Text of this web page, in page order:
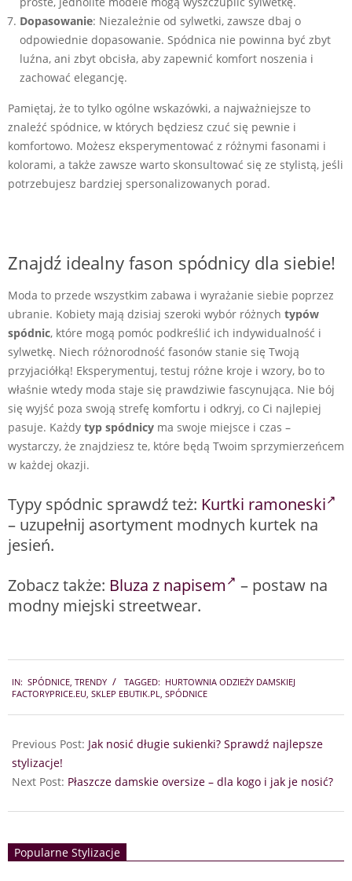
Dopasowanie: Niezależnie od sylwetki, zawsze dbaj o
odpowiednie dopasowanie. Spódnica nie powinna być zbyt
luźna, ani zbyt obcisła, aby zapewnić komfort noszenia i
zachować elegancję.
Pamiętaj, że to tylko ogólne wskazówki, a najważniejsze to
znaleźć spódnice, w których będziesz czuć się pewnie i
komfortowo. Możesz eksperymentować z różnymi fasonami i
kolorami, a także zawsze warto skonsultować się ze stylistą, jeśli
potrzebujesz bardziej spersonalizowanych porad.
Znajdź idealny fason spódnicy dla siebie!
Moda to przede wszystkim zabawa i wyrażanie siebie poprzez
ubranie. Kobiety mają dzisiaj szeroki wybór różnych typów
spódnic, które mogą pomóc podkreślić ich indywidualność i
sylwetkę. Niech różnorodność fasonów stanie się Twoją
przyjaciółką! Eksperymentuj, testuj różne kroje i wzory, bo to
właśnie wtedy moda staje się prawdziwie fascynująca. Nie bój
się wyjść poza swoją strefę komfortu i odkryj, co Ci najlepiej
pasuje. Każdy typ spódnicy ma swoje miejsce i czas –
wystarczy, że znajdziesz te, które będą Twoim sprzymierzeńcem
w każdej okazji.
Typy spódnic sprawdź też: Kurtki ramoneski
– uzupełnij asortyment modnych kurtek na
jesień.
Zobacz także: Bluza z napisem
– postaw na
modny miejski streetwear.
09-
IN: SPÓDNICE TRENDY TAGGED: HURTOWNIA ODZIEŻY DAMSKIEJ
FACTORYPRICE.EU SKLEP EBUTIK.PL SPÓDNICE
Previous Post: Jak nosić długie sukienki? Sprawdź najlepsze
stylizacje!
Next Post: Płaszcze damskie oversize – dla kogo i jak je nosić?
Popularne Stylizacje